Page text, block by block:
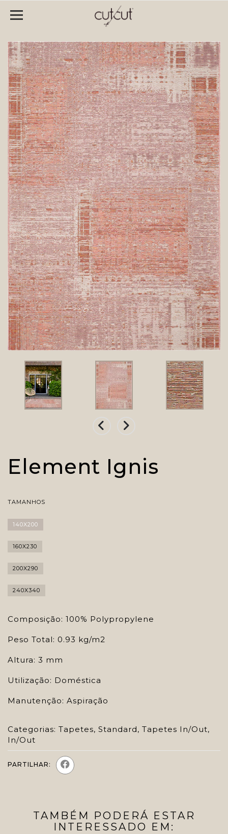
Element Ignis
TAMANHOS
140X200
160X230
200X290
240X340
Composição: 100% Polypropylene
Peso Total: 0.93 kg/m2
Altura: 3 mm
Utilização: Doméstica
Manutenção: Aspiração
Categorias: Tapetes, Standard, Tapetes In/Out,
In/Out
PARTILHAR:
TAMBÉM PODERÁ ESTAR
INTERESSADO EM: